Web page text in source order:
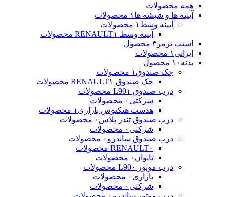
همه محصولات
آیینه ها و شیشه ها ۱ محصولات
آیینه وسط ۱ محصولات
آیینه وسط RENAULT ۱ محصولات
استپ ترمز ۳ محصول
ایرانی ۱ محصولات
بدنه ۱۰ محصول
جک صندوق ۱ محصولات
جک صندوق RENAULT ۱ محصولات
درب صندوق L90 ۱ محصولات
شرکتی ۰ محصولات
هدست هنکتوس بازاری ۱ محصولات
درب صندوق تندر پلاس ۰ محصولات
شرکتی ۰ محصولات
درب صندوق ساندرو ۰ محصولات
RENAULT۰ محصولات
تایوان ۰ محصولات
درب موتور L90
۰ محصولات
بازاری ۰ محصولات
شرکتی ۰ محصولات